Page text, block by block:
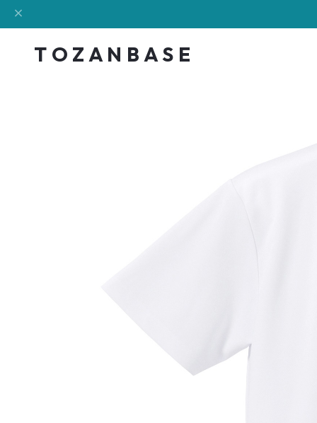
T O Z A N B A S E